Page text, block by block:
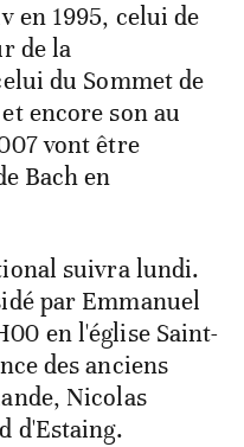
en 1995, celui de
de la
du Sommet de
encore son au
vont être
Bach en
suivra lundi.
par Emmanuel
en l'église Saint-
des anciens
Nicolas
d'Estaing.